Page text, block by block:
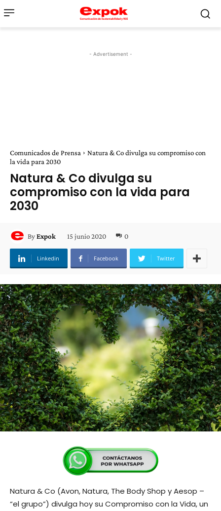
- Advertisement -
Comunicados de Prensa
Natura & Co divulga su compromiso con
la vida para 2030
Natura & Co divulga su
compromiso con la vida para
2030
ByExpok 15 junio 2020 0
Linkedin Facebook Twitter
Natura & Co (Avon, Natura, The Body Shop y Aesop –
“el grupo”) divulga hoy su Compromiso con la Vida, un